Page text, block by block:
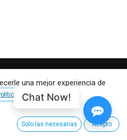
una mejor experiencia de
de Cookies
Solo las necesarias Acepto
Chat Now!